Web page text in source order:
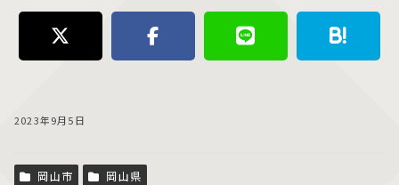
2023年9月5日
岡山市 岡山県